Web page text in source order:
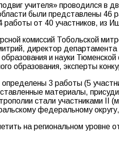
учителя» проводился в
были представлены 46
работы от 40 участников, из
комиссий Тобольской
директор
и науки
образования, эксперты
3 работы (5
материалы,
стали участниками II
федеральному
на региональном уровне